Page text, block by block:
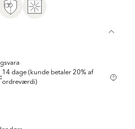
14 dage (kunde betaler 20% af
ordreværdi)